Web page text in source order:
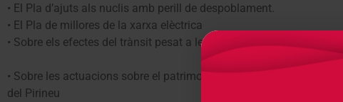
• El Pla d’ajuts als nuclis amb perill de despoblament.
• El Pla de millores de la xarxa elèctrica
• Sobre els efectes del trànsit pesat a les carreteres del Pirineu.
• Sobre les actuacions sobre el patrimoni cultural i arquitectònic
del Pirineu